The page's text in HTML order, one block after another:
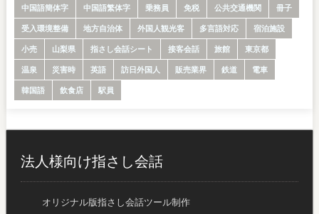
中国語簡体字
中国語繁体字 乗務員 免税 公共交通機関
冊子
受入環境整備
地方自治体 外国人観光客 多言語対応
宿泊施設
小売
山梨県 指さし会話シート 接客会話 旅館
東京都
温泉
災害時 英語 訪日外国人 販売業界 鉄道
電車
韓国語
飲食店 駅員
法人様向け指さし会話
オリジナル版指さし会話ツール制作